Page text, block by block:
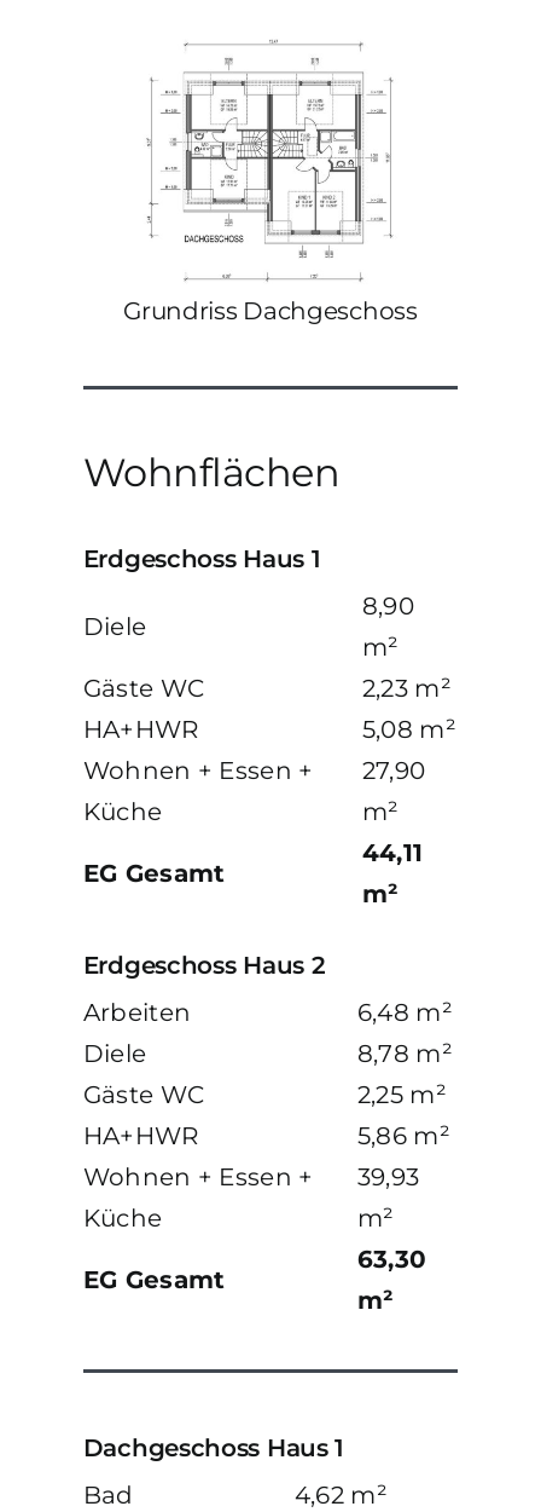
Grundriss Dachgeschoss
Wohnflächen
Erdgeschoss Haus 1
Diele
8,90
m²
Gäste WC
2,23 m²
HA+HWR
5,08 m²
Wohnen + Essen +
Küche
27,90
m²
EG Gesamt
44,11
m²
Erdgeschoss Haus 2
Arbeiten
6,48 m²
Diele
8,78 m²
Gäste WC
2,25 m²
HA+HWR
5,86 m²
Wohnen + Essen +
Küche
39,93
m²
EG Gesamt
63,30
m²
Dachgeschoss Haus 1
Bad
4,62 m²